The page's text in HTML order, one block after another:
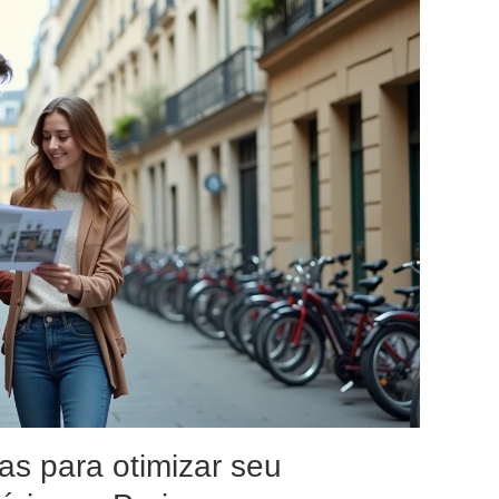
para otimizar seu